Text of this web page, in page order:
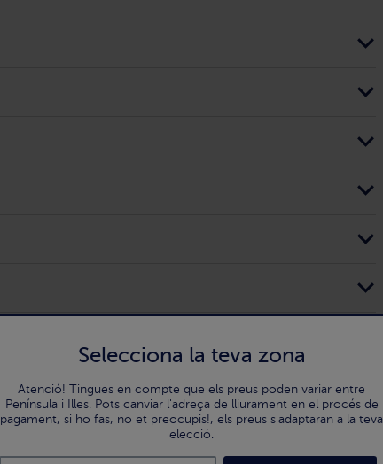
Selecciona la teva zona
Atenció! Tingues en compte que els preus poden variar entre
Península i Illes. Pots canviar l'adreça de lliurament en el procés de
pagament, si ho fas, no et preocupis!, els preus s'adaptaran a la teva
elecció.